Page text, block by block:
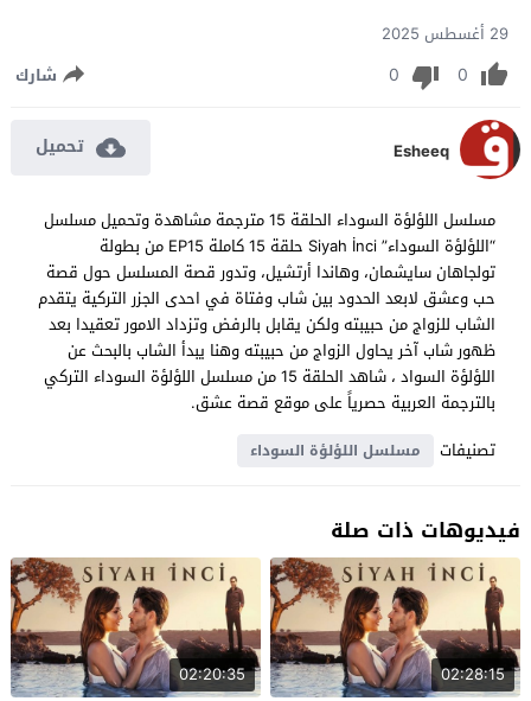
29 أغسطس 2025
0
0 شارك
Esheeq تحميل
مسلسل اللؤلؤة السوداء الحلقة 15 مترجمة مشاهدة وتحميل مسلسل
“اللؤلؤة السوداء” Siyah İnci حلقة 15 كاملة EP15 من بطولة
تولجاهان سايشمان، وهاندا أرتشيل، وتدور قصة المسلسل حول قصة
حب وعشق لابعد الحدود بين شاب وفتاة في احدى الجزر التركية يتقدم
الشاب للزواج من حبيبته ولكن يقابل بالرفض وتزداد الامور تعقيدا بعد
ظهور شاب آخر يحاول الزواج من حبيبته وهنا يبدأ الشاب بالبحث عن
اللؤلؤة السواد ، شاهد الحلقة 15 من مسلسل اللؤلؤة السوداء التركي
بالترجمة العربية حصرياً على موقع قصة عشق.
تصنيفات
مسلسل اللؤلؤة السوداء
فيديوهات ذات صلة
02:28:15
02:20:35